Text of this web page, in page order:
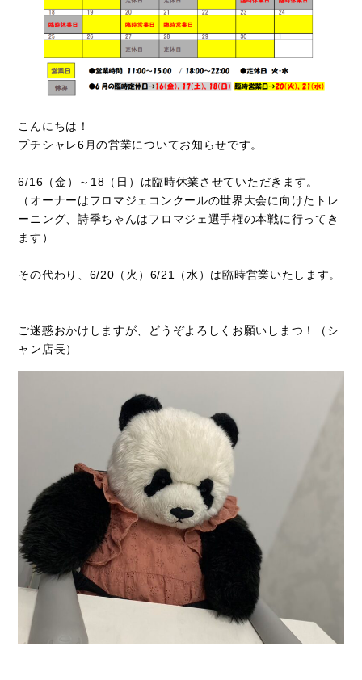
こんにちは！
プチシャレ6月の営業についてお知らせです。
6/16（金）～18（日）は臨時休業させていただきます。
（オーナーはフロマジェコンクールの世界大会に向けたトレ
ーニング、詩季ちゃんはフロマジェ選手権の本戦に行ってき
ます）
その代わり、6/20（火）6/21（水）は臨時営業いたします。
ご迷惑おかけしますが、どうぞよろしくお願いしまつ！（シ
ャン店長）